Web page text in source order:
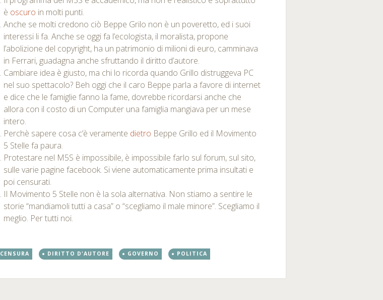
è oscuro in molti punti.
Anche se molti credono ciò Beppe Grilo non è un poveretto, ed i suoi
interessi li fa. Anche se oggi fa l’ecologista, il moralista, propone
l’abolizione del copyright, ha un patrimonio di milioni di euro, camminava
in Ferrari, guadagna anche sfruttando il diritto d’autore.
Cambiare idea è giusto, ma chi lo ricorda quando Grillo distruggeva PC
nel suo spettacolo? Beh oggi che il caro Beppe parla a favore di internet
e dice che le famiglie fanno la fame, dovrebbe ricordarsi anche che
allora con il costo di un Computer una famiglia mangiava per un mese
intero.
Perchè sapere cosa c’è veramente dietro Beppe Grillo ed il Movimento
5 Stelle fa paura.
Protestare nel M5S è impossibile, è impossibile farlo sul forum, sul sito,
sulle varie pagine facebook. Si viene automaticamente prima insultati e
poi censurati.
Il Movimento 5 Stelle non è la sola alternativa. Non stiamo a sentire le
storie “mandiamoli tutti a casa” o “scegliamo il male minore”. Scegliamo il
meglio. Per tutti noi.
CENSURA DIRITTO D'AUTORE GOVERNO POLITICA